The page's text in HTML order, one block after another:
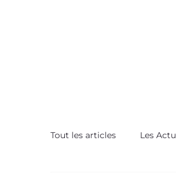
Tout les articles Les